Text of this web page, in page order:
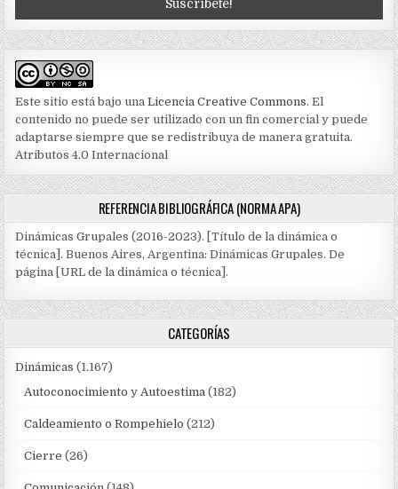
Este sitio está bajo unaLicencia Creative Commons. El
contenido no puede ser utilizado con un fin comercial y puede
adaptarse siempre que se redistribuya de manera gratuita.
Atributos 4.0 Internacional
REFERENCIA BIBLIOGRÁFICA (NORMA APA)
Dinámicas Grupales (2016-2023). [Título de la dinámica o
técnica]. Buenos Aires, Argentina: Dinámicas Grupales. De
página [URL de la dinámica o técnica].
CATEGORÍAS
Dinámicas (1.167)
Autoconocimiento y Autoestima (182)
Caldeamiento o Rompehielo (212)
Cierre (26)